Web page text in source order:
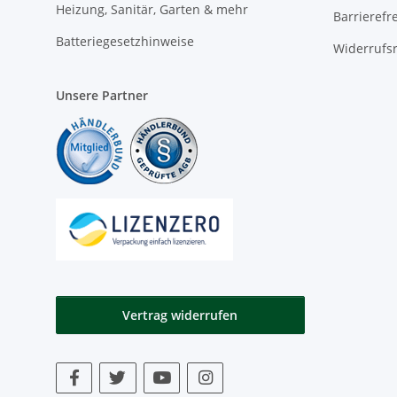
Heizung, Sanitär, Garten & mehr
Batteriegesetzhinweise
Unsere Partner
Vertrag widerrufen